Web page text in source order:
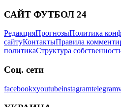
САЙТ ФУТБОЛ 24
РедакцияПрогнозыПолитика
сайтуКонтактыПравила
политикаСтруктура
Соц. сети
facebookxyoutubeinstagramtelegram